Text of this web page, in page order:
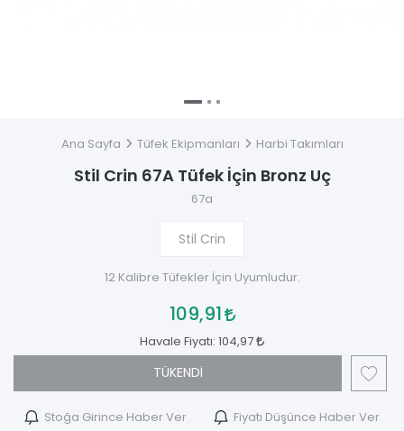
Ana Sayfa Tüfek Ekipmanları Harbi Takımları
Stil Crin 67A Tüfek İçin Bronz Uç
67a
Stil Crin
12 Kalibre Tüfekler İçin Uyumludur.
109,91
Havale Fiyatı: 104,97
TÜKENDİ
Stoğa Girince Haber Ver Fiyatı Düşünce Haber Ver